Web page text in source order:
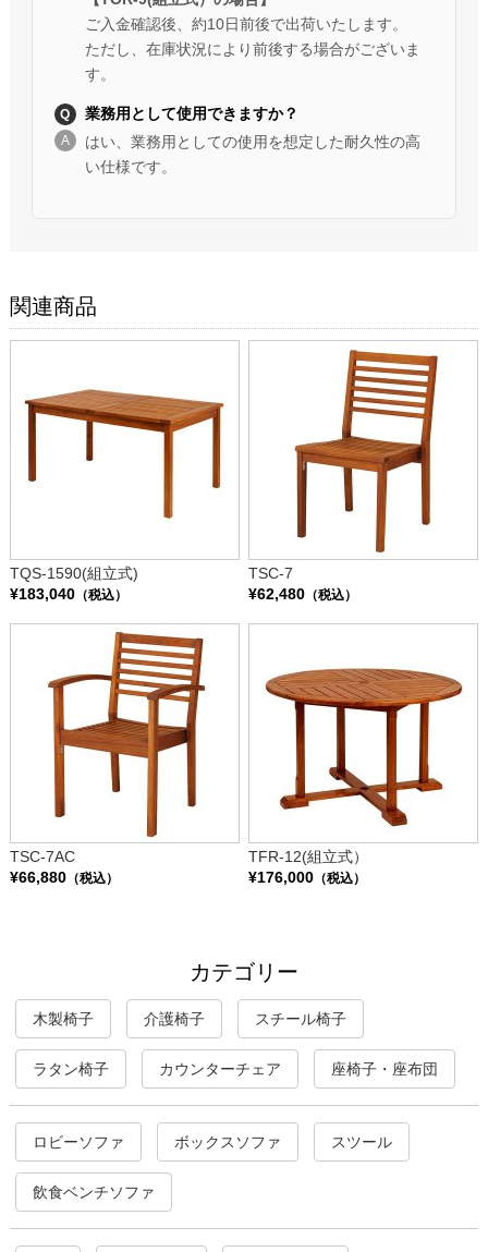
ご入金確認後、約10日前後で出荷いたします。
ただし、在庫状況により前後する場合がございま
す。
業務用として使用できますか？
はい、業務用としての使用を想定した耐久性の高
い仕様です。
関連商品
TQS-1590(組立式)
¥183,040（税込）
TSC-7
¥62,480 （税込）
TSC-7AC
¥66,880（税込）
TFR-12(組立式）
¥176,000 （税込）
カテゴリー
木製椅子 介護椅子 スチール椅子
ラタン椅子 カウンターチェア 座椅子・座布団
ロビーソファ ボックスソファ スツール
飲食ベンチソファ